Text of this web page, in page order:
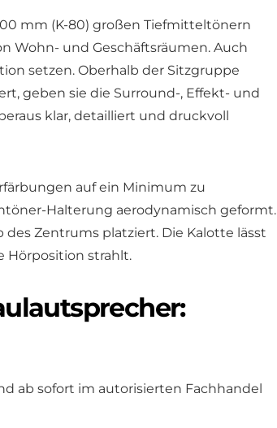
mm (K-80) großen Tiefmitteltönern
Wohn- und Geschäftsräumen. Auch
setzen. Oberhalb der Sitzgruppe
geben sie die Surround-, Effekt- und
klar, detailliert und druckvoll
auf ein Minimum zu
Halterung aerodynamisch geformt.
Zentrums platziert. Die Kalotte lässt
Hörposition strahlt.
ab sofort im autorisierten Fachhandel